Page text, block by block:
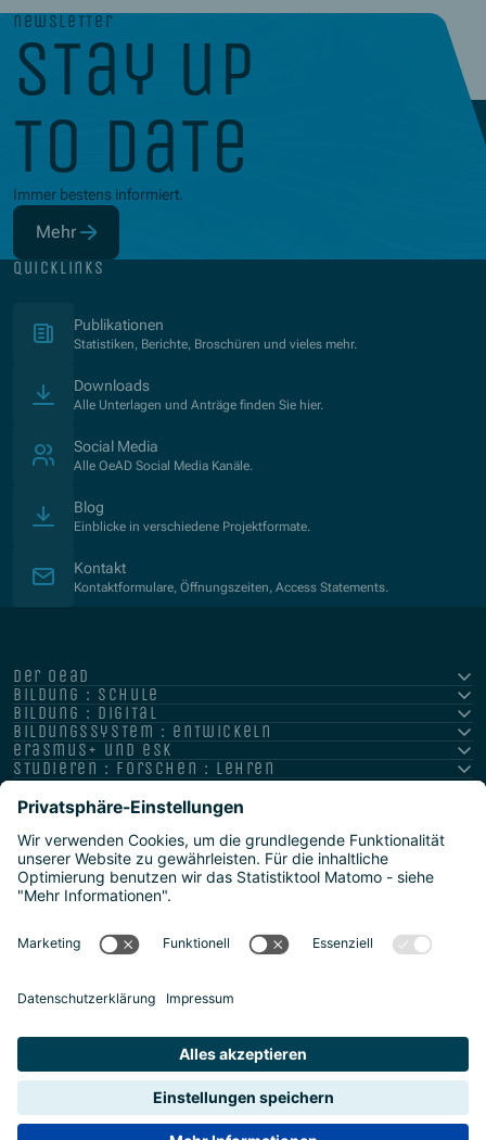
newsletter
stay up
to date
Immer bestens informiert.
Mehr
(Öffnet in neuem Fenster)
quicklinks
Publikationen
Statistiken, Berichte, Broschüren und vieles mehr.
Downloads
Alle Unterlagen und Anträge finden Sie hier.
Social Media
Alle OeAD Social Media Kanäle.
Blog
Einblicke in verschiedene Projektformate.
Kontakt
Kontaktformulare, Öffnungszeiten, Access Statements.
der oead
bildung : schule
bildung : digital
bildungssystem : entwickeln
erasmus+ und esk
studieren : forschen : lehren
hochschule : strategie : international
Datenschutz
Meldestelle/Hinweisgeber
Sitemap